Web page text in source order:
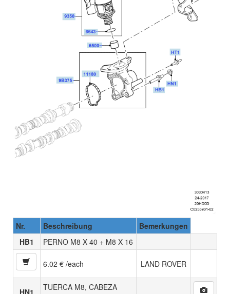
Nr. Beschreibung
Bemerkungen
HB1
PERNO M8 X 40 + M8 X 16
6.02 € /each LAND ROVER
HN1
TUERCA M8, CABEZA